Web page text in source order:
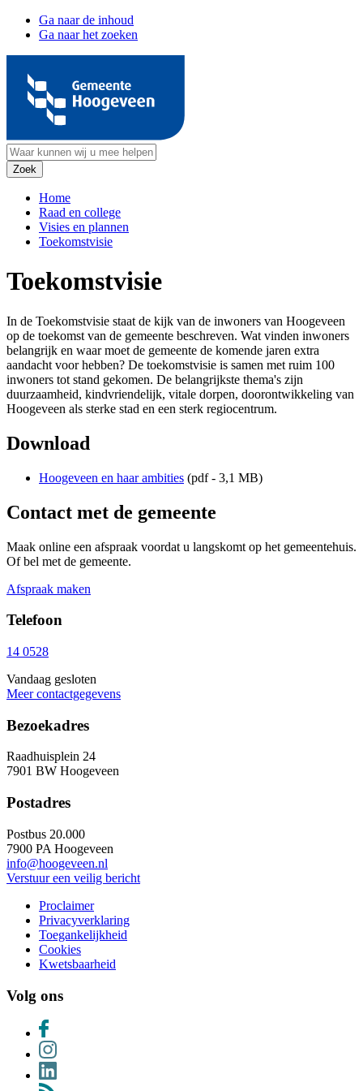
Ga naar de inhoud
Ga naar het zoeken
Home
Raad en college
Visies en plannen
Toekomstvisie
Toekomstvisie
In de Toekomstvisie staat de kijk van de inwoners van Hoogeveen
op de toekomst van de gemeente beschreven. Wat vinden inwoners
belangrijk en waar moet de gemeente de komende jaren extra
aandacht voor hebben? De toekomstvisie is samen met ruim 100
inwoners tot stand gekomen. De belangrijkste thema's zijn
duurzaamheid, kindvriendelijk, vitale dorpen, doorontwikkeling van
Hoogeveen als sterke stad en een sterk regiocentrum.
Download
Hoogeveen en haar ambities (pdf - 3,1 MB)
Contact met de gemeente
Maak online een afspraak voordat u langskomt op het gemeentehuis.
Of bel met de gemeente.
Afspraak maken
Telefoon
14 0528
Vandaag gesloten
Meer contactgegevens
Bezoekadres
Raadhuisplein 24
7901 BW Hoogeveen
Postadres
Postbus 20.000
7900 PA Hoogeveen
info@hoogeveen.nl
Verstuur een veilig bericht
Proclaimer
Privacyverklaring
Toegankelijkheid
Cookies
Kwetsbaarheid
Volg ons